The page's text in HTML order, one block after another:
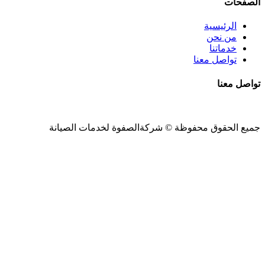
الصفحات
الرئيسية
من نحن
خدماتنا
تواصل معنا
تواصل معنا
جميع الحقوق محفوظة © شركةالصفوة لخدمات الصيانة